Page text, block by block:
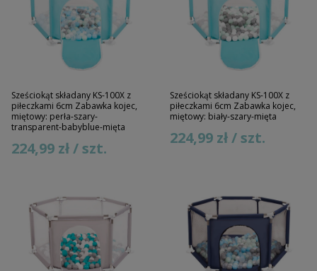
Sześciokąt składany KS-100X z
piłeczkami 6cm Zabawka kojec,
miętowy: perła-szary-
transparent-babyblue-mięta
224,99 zł / szt.
Sześciokąt składany KS-100X z
piłeczkami 6cm Zabawka kojec,
miętowy: biały-szary-mięta
224,99 zł / szt.